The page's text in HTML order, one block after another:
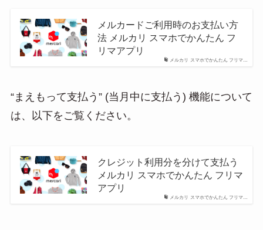
メルカリ スマホでかんたん フリマ…
メルカードご利用時のお支払い方
法 メルカリ スマホでかんたん フ
リマアプリ
“まえもって支払う” (当月中に支払う) 機能について
は、以下をご覧ください。
メルカリ スマホでかんたん フリマ…
クレジット利用分を分けて支払う
メルカリ スマホでかんたん フリマ
アプリ